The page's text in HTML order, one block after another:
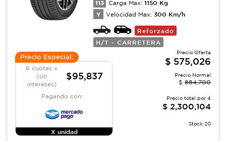
113 Carga Max: 1150 Kg
Y Velocidad Max: 300 Km/h
Reforzado
H/T - CARRETERA
Precio Especial:
6 cuotas x
(sin
intereses)
$95,837
Pagando con:
X unidad
Precio Oferta
$ 575,026
Precio Normal
$ 884,700
Precio total por 4
$ 2,300,104
Stock:20